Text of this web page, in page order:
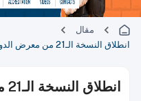
مقال
انطلاق النسخة الـ21 من معرض الدوحة للمجوهرات والساعات في 30 يناير